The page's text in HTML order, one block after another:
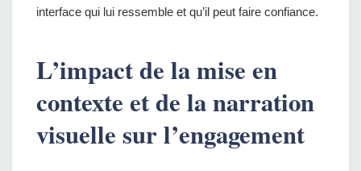
interface qui lui ressemble et qu’il peut faire confiance.
L’impact de la mise en
contexte et de la narration
visuelle sur l’engagement